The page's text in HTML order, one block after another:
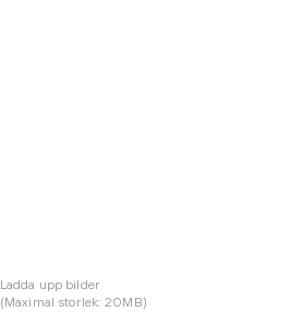
Ladda upp bilder
(Maximal storlek: 20MB)